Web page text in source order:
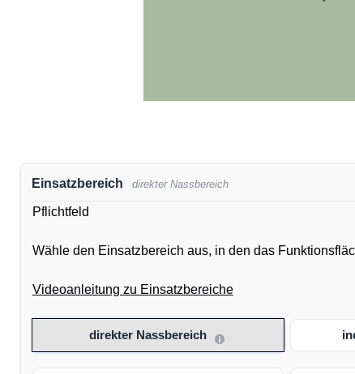
Einsatzbereich direkter Nassbereich
Pflichtfeld
Wähle den Einsatzbereich aus, in den das
Videoanleitung zu Einsatzbereiche
direkter Nassbereich